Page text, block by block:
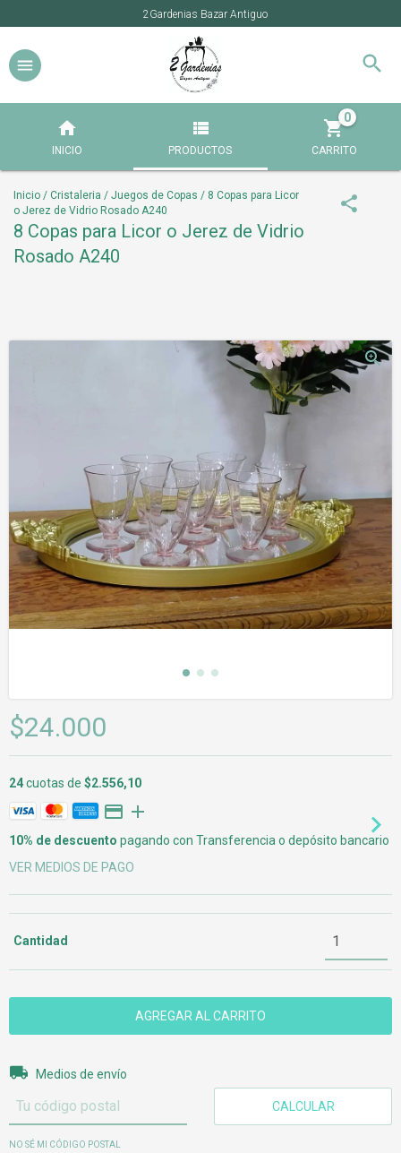
2Gardenias Bazar Antiguo
INICIO PRODUCTOS CARRITO
0
Inicio / Cristaleria / Juegos de Copas / 8 Copas para Licor
o Jerez de Vidrio Rosado A240
8 Copas para Licor o Jerez de Vidrio
Rosado A240
$24.000
24cuotas de $2.556,10
10% de descuento pagando con Transferencia o depósito bancario
VER MEDIOS DE PAGO
Cantidad
Entregas para el CP:
Medios de envío
CALCULAR
NO SÉ MI CÓDIGO POSTAL